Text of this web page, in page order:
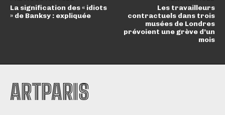
La signification des « idiots
» de Banksy : expliquée
Les travailleurs
contractuels dans trois
musées de Londres
prévoient une grève d’un
mois
ARTPARIS